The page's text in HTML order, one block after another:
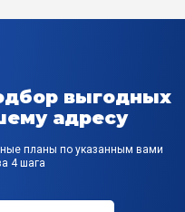
выгодных
адресу
планы по указанным вами
4 шага